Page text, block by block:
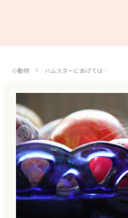
小動物 ハムスターにあげては…